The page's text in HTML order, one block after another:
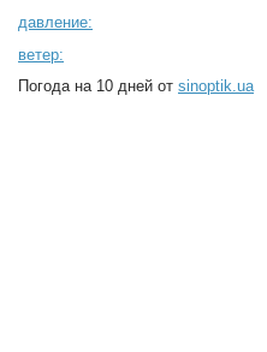
давление:
ветер:
Погода на 10 дней от sinoptik.ua